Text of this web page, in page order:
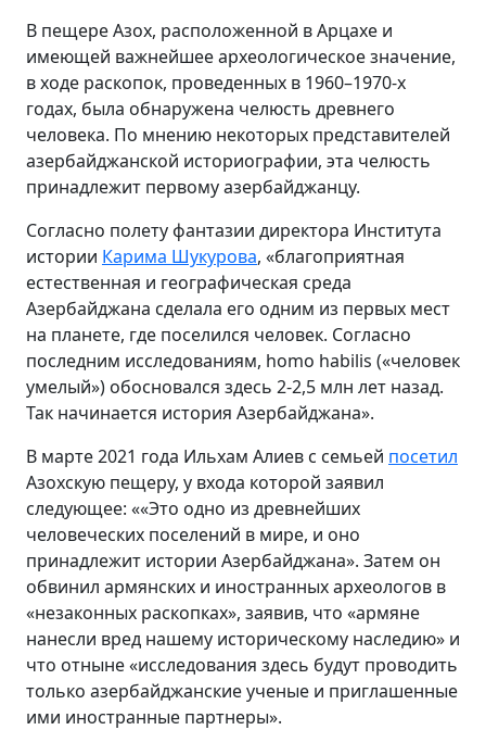
В пещере Азох, расположенной в Арцахе и
имеющей важнейшее археологическое значение,
в ходе раскопок, проведенных в 1960–1970-х
годах, была обнаружена челюсть древнего
человека. По мнению некоторых представителей
азербайджанской историографии, эта челюсть
принадлежит первому азербайджанцу.
Согласно полету фантазии директора Института
истории Карима Шукурова, «благоприятная
естественная и географическая среда
Азербайджана сделала его одним из первых мест
на планете, где поселился человек. Согласно
последним исследованиям, homo habilis («человек
умелый») обосновался здесь 2-2,5 млн лет назад.
Так начинается история Азербайджана».
В марте 2021 года Ильхам Алиев с семьей посетил
Азохскую пещеру, у входа которой заявил
следующее: ««Это одно из древнейших
человеческих поселений в мире, и оно
принадлежит истории Азербайджана». Затем он
обвинил армянских и иностранных археологов в
«незаконных раскопках», заявив, что «армяне
нанесли вред нашему историческому наследию» и
что отныне «исследования здесь будут проводить
только азербайджанские ученые и приглашенные
ими иностранные партнеры».